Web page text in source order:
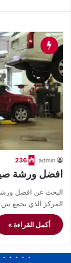
admin
236
افضل ورشة
البحث عن افضل ورشة
المركز الذي يجمع
أكمل القراءة »